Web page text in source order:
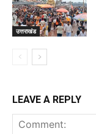
उत्तराखंड
LEAVE A REPLY